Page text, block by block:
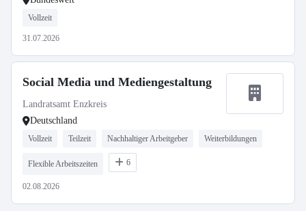
Vollzeit
31.07.2026
Social Media und Mediengestaltung
Landratsamt Enzkreis
Deutschland
Vollzeit Teilzeit Nachhaltiger Arbeitgeber Weiterbildungen
Flexible Arbeitszeiten 6
02.08.2026